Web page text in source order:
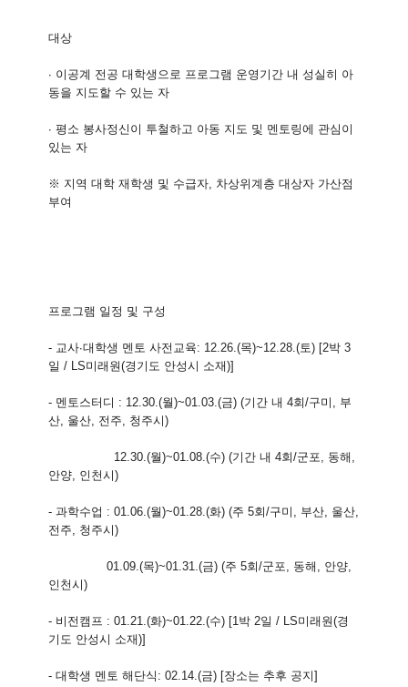
대상
∙ 이공계 전공 대학생으로 프로그램 운영기간 내 성실히 아
동을 지도할 수 있는 자
∙ 평소 봉사정신이 투철하고 아동 지도 및 멘토링에 관심이
있는 자
※ 지역 대학 재학생 및 수급자, 차상위계층 대상자 가산점
부여
프로그램 일정 및 구성
- 교사∙대학생 멘토 사전교육: 12.26.(목)~12.28.(토) [2박 3
일 / LS미래원(경기도 안성시 소재)]
- 멘토스터디 : 12.30.(월)~01.03.(금) (기간 내 4회/구미, 부
산, 울산, 전주, 청주시)
12.30.(월)~01.08.(수) (기간 내 4회/군포, 동해,
안양, 인천시)
- 과학수업 : 01.06.(월)~01.28.(화) (주 5회/구미, 부산, 울산,
전주, 청주시)
01.09.(목)~01.31.(금) (주 5회/군포, 동해, 안양,
인천시)
- 비전캠프 : 01.21.(화)~01.22.(수) [1박 2일 / LS미래원(경
기도 안성시 소재)]
- 대학생 멘토 해단식: 02.14.(금) [장소는 추후 공지]